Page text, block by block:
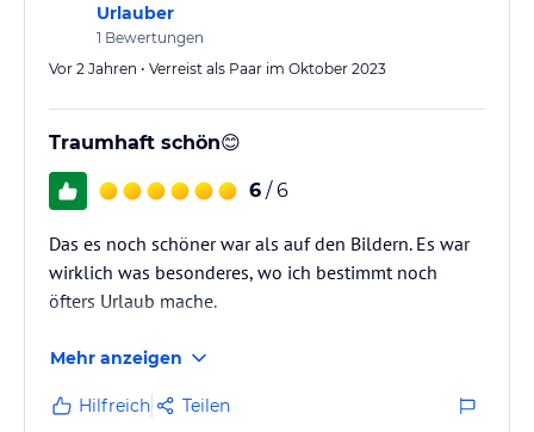
Urlauber
1 Bewertungen
Vor 2 Jahren • Verreist als Paar im Oktober 2023
Traumhaft schön😊
6 / 6
Das es noch schöner war als auf den Bildern. Es war
wirklich was besonderes, wo ich bestimmt noch
öfters Urlaub mache.
Mehr anzeigen
Hilfreich Teilen